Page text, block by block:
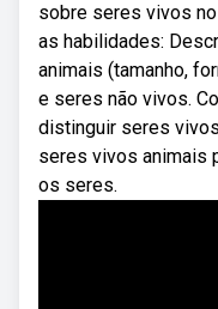
sobre seres vivos
as habilidades:
animais (tamanho,
e seres não vivos.
distinguir seres
seres vivos animais
os seres.